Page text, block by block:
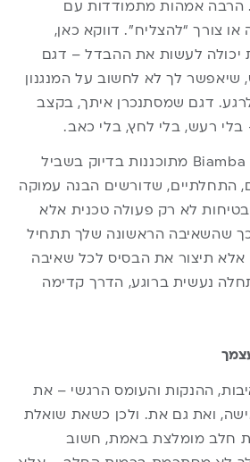
הרבה אמהות מתמודדות עם
צורך “להצליח”. דווקא כאן,
לעשות את ההבדל – דגם
שיאפשר לך לא לחשוב על המנגנון
דגם שמסתנכרן איתך, בקצב
רעש, בלי לחץ, בלי כאב.
משאבות החלב מבית Biamba מתוכננות בדיוק בשביל
התחלתיים, שדורשים הבנה עמוקה
לא רק פעולה טכנית אלא
כך שהשאיבה הראשונה שלך תתחיל
תיצור את הבסיס לכל שאיבה
נעשית ברוגע, הדרך קדימה
ההנקות והעומס הרגשי – את
ואת גם את. ולכן כשאת שואלת
חלב מומלצת באמת, חשוב